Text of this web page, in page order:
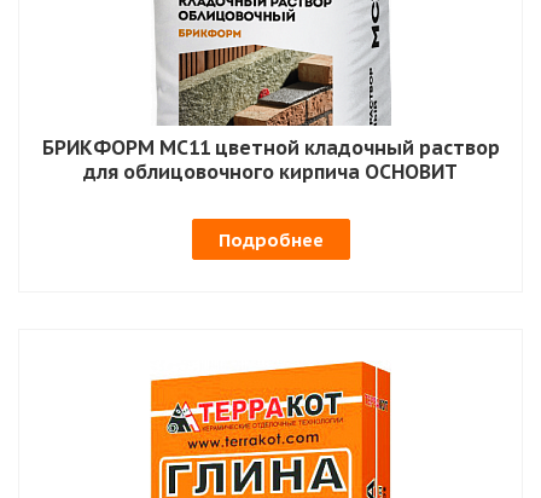
БРИКФОРМ MC11 цветной кладочный раствор
для облицовочного кирпича ОСНОВИТ
Подробнее